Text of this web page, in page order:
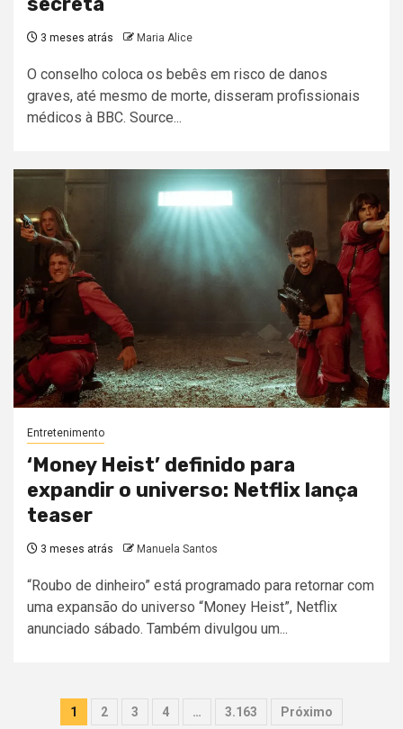
3 meses atrás Maria Alice
O conselho coloca os bebês em risco de danos
graves, até mesmo de morte, disseram profissionais
médicos à BBC. Source...
Entretenimento
‘Money Heist’ definido para
expandir o universo: Netflix lança
teaser
3 meses atrás Manuela Santos
“Roubo de dinheiro” está programado para retornar com
uma expansão do universo “Money Heist”, Netflix
anunciado sábado. Também divulgou um...
Paginação
1 2 3 4 … 3.163 Próximo